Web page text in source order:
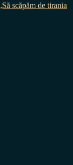
scăpăm de tirania